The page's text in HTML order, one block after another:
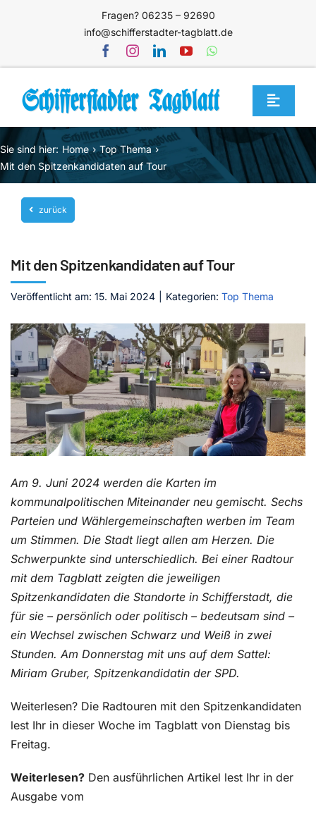
Fragen? 06235 – 92690
info@schifferstadter-tagblatt.de
Toggle
Home
Themen
Blog
Unternehmen
Mediathek
Kontakt
Sie sind hier: Home
Top Thema
Mit den Spitzenkandidaten auf Tour
zurück
Mit den Spitzenkandidaten auf Tour
Veröffentlicht am: 15. Mai 2024 Kategorien: Top Thema
Am 9. Juni 2024 werden die Karten im
kommunalpolitischen Miteinander neu gemischt. Sechs
Parteien und Wählergemeinschaften werben im Team
um Stimmen. Die Stadt liegt allen am Herzen. Die
Schwerpunkte sind unterschiedlich. Bei einer Radtour
mit dem Tagblatt zeigten die jeweiligen
Spitzenkandidaten die Standorte in Schifferstadt, die
für sie – persönlich oder politisch – bedeutsam sind –
ein Wechsel zwischen Schwarz und Weiß in zwei
Stunden. Am Donnerstag mit uns auf dem Sattel:
Miriam Gruber, Spitzenkandidatin der SPD.
Weiterlesen? Die Radtouren mit den Spitzenkandidaten
lest Ihr in dieser Woche im Tagblatt von Dienstag bis
Freitag.
Weiterlesen? Den ausführlichen Artikel lest Ihr in der
Ausgabe vom